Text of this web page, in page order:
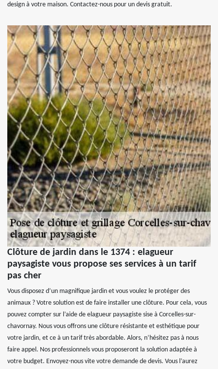
design à votre maison. Contactez-nous pour un devis gratuit.
Clôture de jardin dans le 1374 : elagueur
paysagiste vous propose ses services à un tarif
pas cher
Vous disposez d’un magnifique jardin et vous voulez le protéger des
animaux ? Votre solution est de faire installer une clôture. Pour cela, vous
pouvez compter sur l’aide de elagueur paysagiste sise à Corcelles-sur-
chavornay. Nous vous offrons une clôture résistante et esthétique pour
votre jardin, et ce à un tarif très abordable. Alors, n’hésitez pas à nous
faire appel. Nos professionnels vous proposeront la solution adaptée à
votre budget. Envoyez-nous vite votre demande de devis. Vous l’aurez